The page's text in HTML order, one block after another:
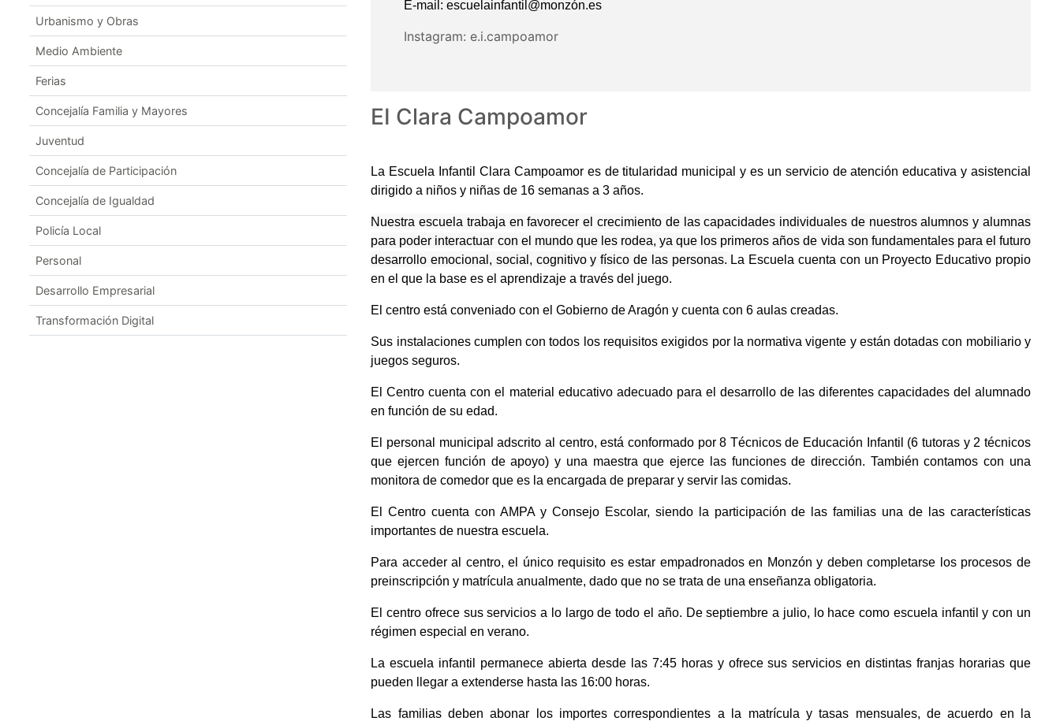
Urbanismo y Obras
Medio Ambiente
Ferias
Concejalía Familia y Mayores
Juventud
Concejalía de Participación
Concejalía de Igualdad
Policía Local
Personal
Desarrollo Empresarial
Transformación Digital
E-mail:escuelainfantil@monzón.es
Instagram: e.i.campoamor
EI Clara Campoamor
La Escuela Infantil Clara Campoamor es de titularidad municipal y es un servicio de atención educativa y asistencial
dirigido a niños y niñas de 16 semanas a 3 años.
Nuestra escuela trabaja en favorecer el crecimiento de las capacidades individuales de nuestros alumnos y alumnas
para poder interactuar con el mundo que les rodea, ya que los primeros años de vida son fundamentales para el futuro
desarrollo emocional, social, cognitivo y físico de las personas. La Escuela cuenta con un Proyecto Educativo propio
en el que la base es el aprendizaje a través del juego.
El centro está conveniado con el Gobierno de Aragón y cuenta con 6 aulas creadas.
Sus instalaciones cumplen con todos los requisitos exigidos por la normativa vigente y están dotadas con mobiliario y
juegos seguros.
El Centro cuenta con el material educativo adecuado para el desarrollo de las diferentes capacidades del alumnado
en función de su edad.
El personal municipal adscrito al centro, está conformado por 8 Técnicos de Educación Infantil (6 tutoras y 2 técnicos
que ejercen función de apoyo) y una maestra que ejerce las funciones de dirección. También contamos con una
monitora de comedor que es la encargada de preparar y servir las comidas.
El Centro cuenta con AMPA y Consejo Escolar, siendo la participación de las familias una de las características
importantes de nuestra escuela.
Para acceder al centro, el único requisito es estar empadronados en Monzón y deben completarse los procesos de
preinscripción y matrícula anualmente, dado que no se trata de una enseñanza obligatoria.
El centro ofrece sus servicios a lo largo de todo el año. De septiembre a julio, lo hace como escuela infantil y con un
régimen especial en verano.
La escuela infantil permanece abierta desde las 7:45 horas y ofrece sus servicios en distintas franjas horarias que
pueden llegar a extenderse hasta las 16:00 horas.
Las familias deben abonar los importes correspondientes a la matrícula y tasas mensuales, de acuerdo en la